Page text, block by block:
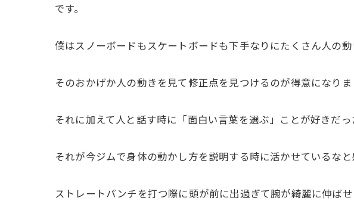
です。
僕はスノーボードもスケートボードも下手なりにたくさん人の動
そのおかげか人の動きを見て修正点を見つけるのが得意になりま
それに加えて人と話す時に「面白い言葉を選ぶ」ことが好きだ
それが今ジムで身体の動かし方を説明する時に活かせているな
ストレートパンチを打つ際に頭が前に出過ぎて腕が綺麗に伸ば